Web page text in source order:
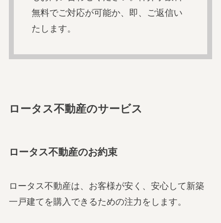
無料でご対応が可能か、即、ご返信い
たします。
ロータス不動産のサービス
ロータス不動産のお約束
ロータス不動産は、お客様が安く、安心して新築
一戸建てを購入できるための注力をします。